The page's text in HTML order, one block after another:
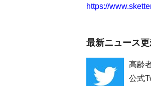
https://
最新ニュース
高齢
公式